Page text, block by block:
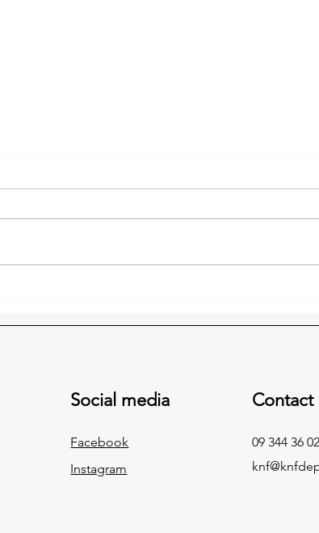
Social media
Facebook
Instagram
Contact
09 344 36